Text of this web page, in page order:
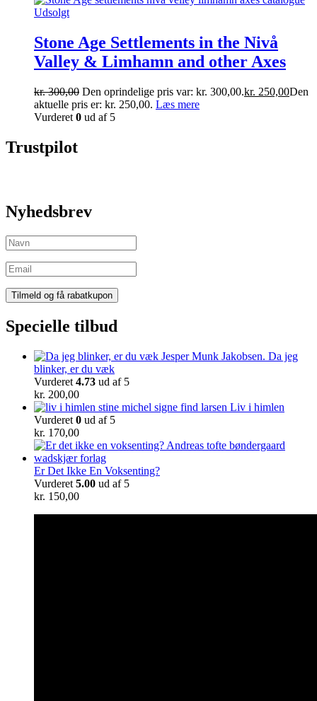
Udsolgt
Stone Age Settlements in the Nivå
Valley & Limhamn and other Axes
kr.300,00 Den oprindelige pris var: kr. 300,00.kr. 250,00Den
aktuelle pris er: kr. 250,00. Læs mere
Vurderet 0 ud af 5
Trustpilot
Nyhedsbrev
Specielle tilbud
Da jeg
blinker, er du væk
Vurderet 4.73 ud af 5
kr. 200,00
Liv i himlen
Vurderet 0 ud af 5
kr. 170,00
Er Det Ikke En Voksenting?
Vurderet 5.00 ud af 5
kr. 150,00